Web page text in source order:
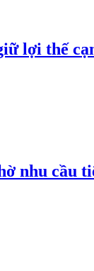
lợi thế
nhu cầu